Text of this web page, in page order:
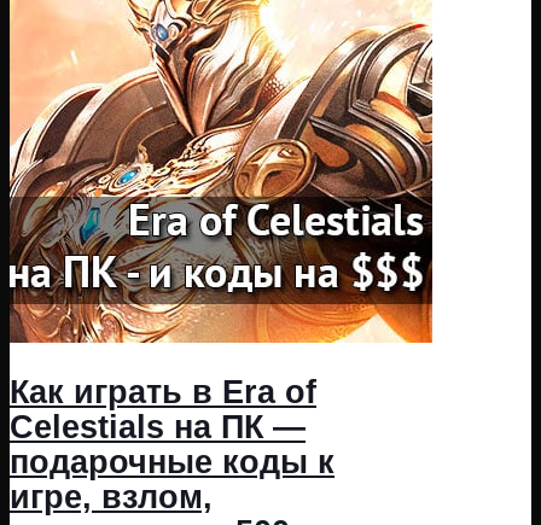
Как играть в Era of
Celestials на ПК —
подарочные коды к
игре, взлом,